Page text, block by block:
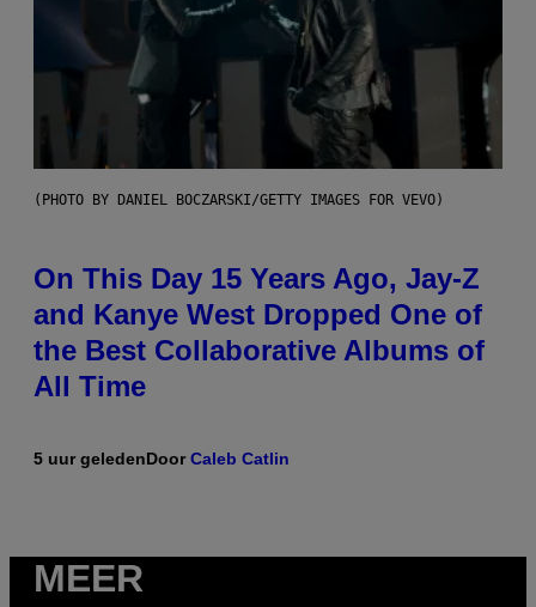
(PHOTO BY DANIEL BOCZARSKI/GETTY IMAGES FOR VEVO)
On This Day 15 Years Ago, Jay-Z
and Kanye West Dropped One of
the Best Collaborative Albums of
All Time
5 uur geledenDoorCaleb Catlin
MEER